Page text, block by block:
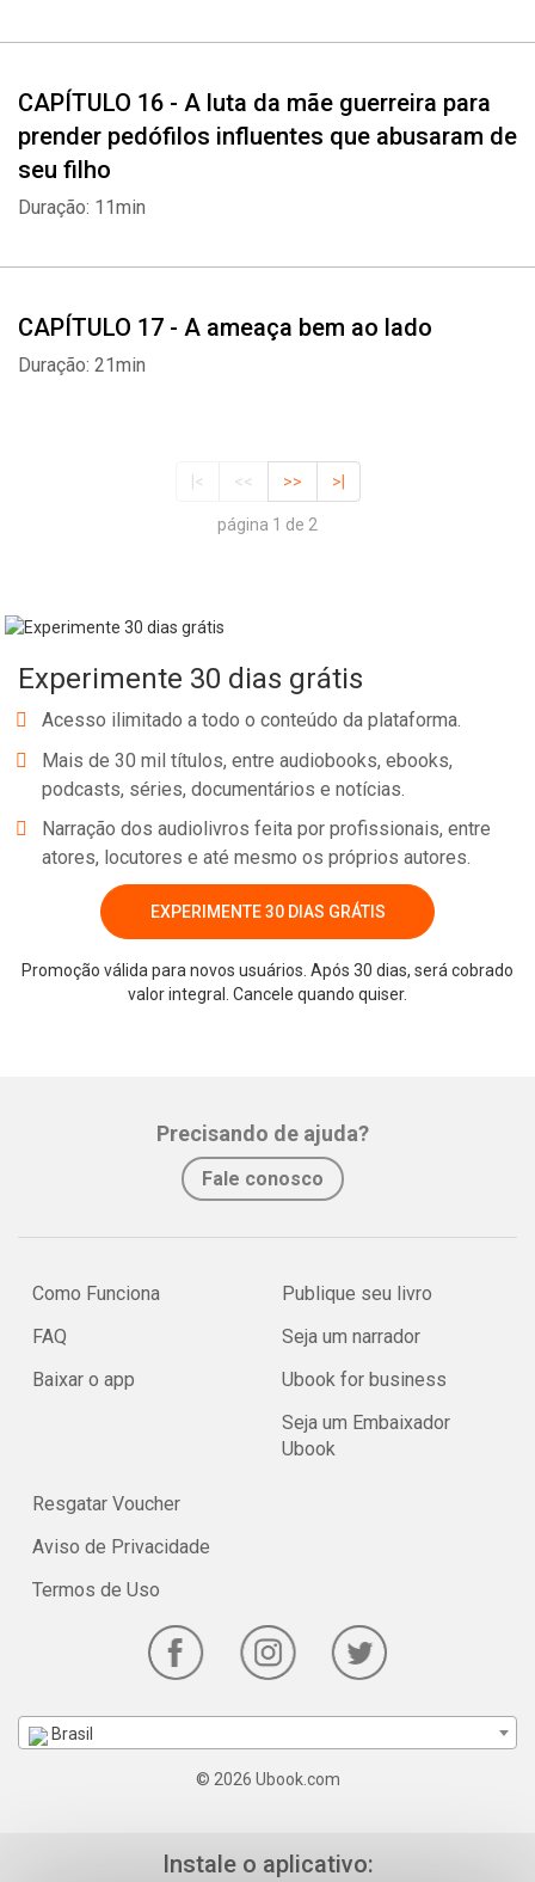
CAPÍTULO 16 - A luta da mãe guerreira para
prender pedófilos influentes que abusaram de
seu filho
Duração: 11min
CAPÍTULO 17 - A ameaça bem ao lado
Duração: 21min
|< << >> >|
página 1 de 2
Experimente 30 dias grátis
Acesso ilimitado a todo o conteúdo da plataforma.
Mais de 30 mil títulos, entre audiobooks, ebooks,
podcasts, séries, documentários e notícias.
Narração dos audiolivros feita por profissionais, entre
atores, locutores e até mesmo os próprios autores.
EXPERIMENTE 30 DIAS GRÁTIS
Promoção válida para novos usuários. Após 30 dias, será cobrado
valor integral. Cancele quando quiser.
Precisando de ajuda?
Fale conosco
Como Funciona
FAQ
Baixar o app
Publique seu livro
Seja um narrador
Ubook for business
Seja um Embaixador
Ubook
Resgatar Voucher
Aviso de Privacidade
Termos de Uso
Brasil
© 2026 Ubook.com
Instale o aplicativo: